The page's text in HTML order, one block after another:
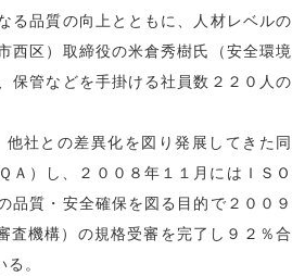
る品質の向上とともに、人材レベルの
西区）取締役の米倉秀樹氏（安全環境
保管などを手掛ける社員数２２０人の
社との差異化を図り発展してきた同
Ａ）し、２００８年１１月にはＩＳＯ
品質・安全確保を図る目的で２００９
機構）の規格受審を完了し９２％合
。